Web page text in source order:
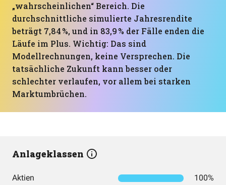
„wahrscheinlichen“ Bereich. Die
durchschnittliche simulierte Jahresrendite
beträgt 7,84 %, und in 83,9 % der Fälle enden die
Läufe im Plus. Wichtig: Das sind
Modellrechnungen, keine Versprechen. Die
tatsächliche Zukunft kann besser oder
schlechter verlaufen, vor allem bei starken
Marktumbrüchen.
Anlageklassen
Aktien 100%